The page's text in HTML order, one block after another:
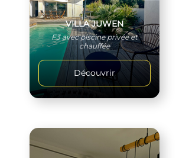
VILLA JUWEN
F3 avec piscine privée et
chauffée
Découvrir